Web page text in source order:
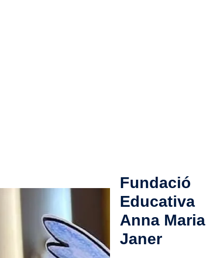
Fundació
Educativa
Anna Maria
Janer